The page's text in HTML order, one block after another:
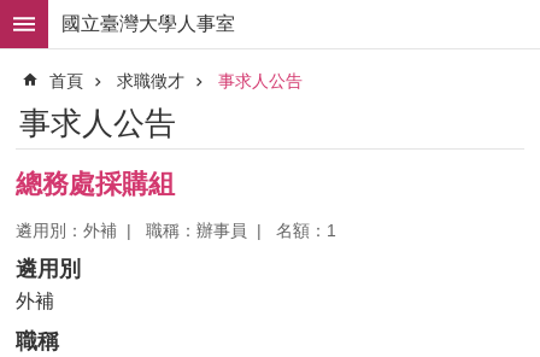
跳到主要內容區塊
進
階
搜
尋
求
職
徵
組
職
國立臺灣大學人事室
首頁 求職徵才 事求人公告
事求人公告
總務處採購組
遴用別：外補 職稱：辦事員 名額：1
遴用別
外補
職稱